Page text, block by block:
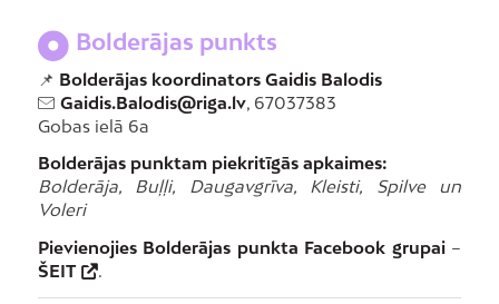
Bolderājas punkts
📌 Bolderājas koordinators Gaidis Balodis
Gaidis.Balodis@riga.lv, 67037383
Gobas ielā 6a
Bolderājas punktam piekritīgās apkaimes:
Bolderāja, Buļļi, Daugavgrīva, Kleisti, Spilve un
Voleri
Pievienojies Bolderājas punkta Facebook grupai–
ŠEIT
.